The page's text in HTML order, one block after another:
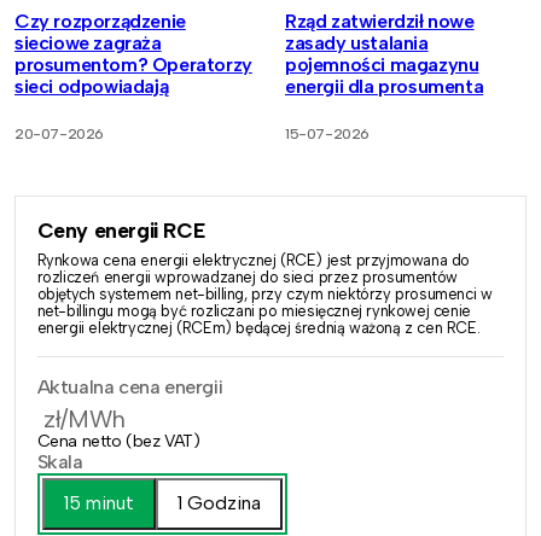
Czy rozporządzenie
sieciowe zagraża
prosumentom? Operatorzy
sieci odpowiadają
20-07-2026
Rząd zatwierdził nowe
zasady ustalania
pojemności magazynu
energii dla prosumenta
15-07-2026
Ceny energii RCE
Rynkowa cena energii elektrycznej (RCE) jest przyjmowana do
rozliczeń energii wprowadzanej do sieci przez prosumentów
objętych systemem net-billing, przy czym niektórzy prosumenci w
net-billingu mogą być rozliczani po miesięcznej rynkowej cenie
energii elektrycznej (RCEm) będącej średnią ważoną z cen RCE.
Aktualna cena energii
zł/MWh
Cena netto (bez VAT)
Skala
15 minut
1 Godzina